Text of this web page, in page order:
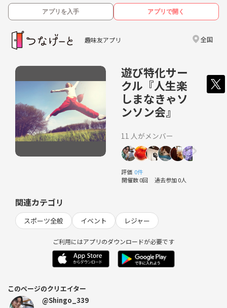
アプリを入手 アプリで開く
趣味友アプリ 全国
遊び特化サー
クル『人生楽
しまなきゃソ
ンソン会』
11 人がメンバー
評価 0件
開催数 0回 過去参加 0人
関連カテゴリ
スポーツ全般 イベント レジャー
ご利用にはアプリのダウンロードが必要です
このページのクリエイター
@Shingo_339